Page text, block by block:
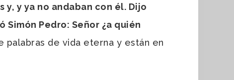
y ya no andaban con él. Dijo
Pedro: Señor ¿a quién
palabras de vida eterna y están en